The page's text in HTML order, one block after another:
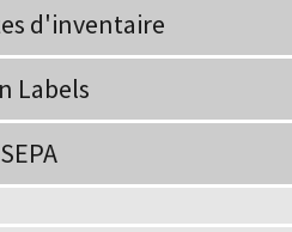
d'inventaire
Labels